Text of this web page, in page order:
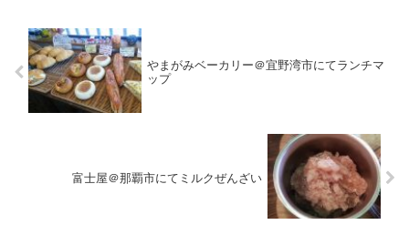
やまがみベーカリー＠宜野湾市にてランチマ
ップ
富士屋＠那覇市にてミルクぜんざい